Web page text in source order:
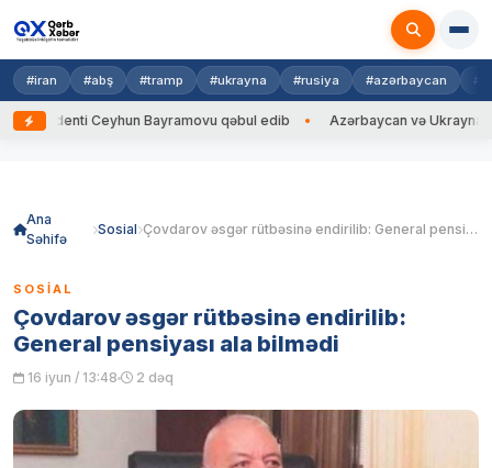
#iran #abş #tramp #ukrayna #rusiya #azərbaycan
Ceyhun Bayramovu qəbul edib Azərbaycan və Ukrayna XİN
Ana
Səhifə
Sosial Çovdarov əsgər rütbəsinə endirilib: General pensiyası ala bilmədi
SOSIAL
Çovdarov əsgər rütbəsinə endirilib:
General pensiyası ala bilmədi
16 iyun / 13:48 2 dəq